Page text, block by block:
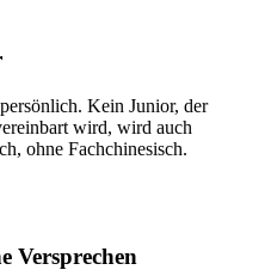
Kein Junior, der
wird, wird auch
ohne Fachchinesisch.
Versprechen